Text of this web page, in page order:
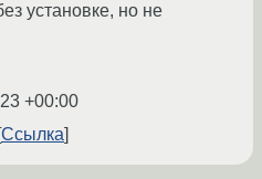
установке, но не
+00:00
Ссылка